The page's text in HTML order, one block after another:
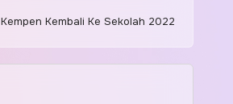
Kempen Kembali Ke Sekolah 2022